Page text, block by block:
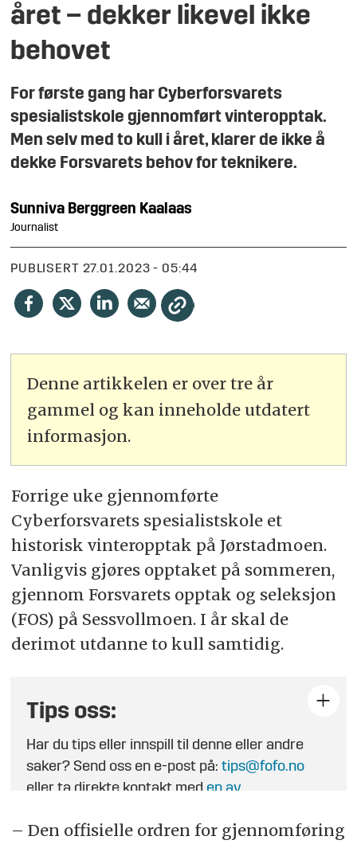
året – dekker likevel ikke
behovet
For første gang har Cyberforsvarets
spesialistskole gjennomført vinteropptak.
Men selv med to kull i året, klarer de ikke å
dekke Forsvarets behov for teknikere.
Sunniva Berggreen Kaalaas
Journalist
PUBLISERT 27.01.2023 - 05:44
Denne artikkelen er over tre år
gammel og kan inneholde utdatert
informasjon.
Forrige uke gjennomførte
Cyberforsvarets spesialistskole et
historisk vinteropptak på Jørstadmoen.
Vanligvis gjøres opptaket på sommeren,
gjennom Forsvarets opptak og seleksjon
(FOS) på Sessvollmoen. I år skal de
derimot utdanne to kull samtidig.
Tips oss:
Har du tips eller innspill til denne eller andre
saker? Send oss en e-post på:tips@fofo.no
eller ta direkte kontakt med en av
– Den offisielle ordren for gjennomføring